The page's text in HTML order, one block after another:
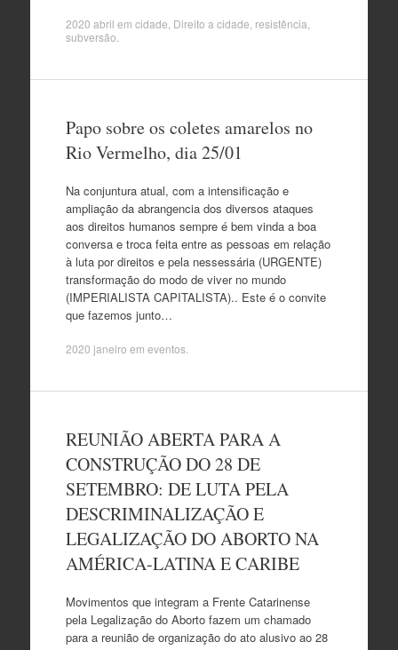
2020 abril em cidade Direito a cidade resistência
subversão
Papo sobre os coletes amarelos no
Rio Vermelho, dia 25/01
Na conjuntura atual, com a intensificação e
ampliação da abrangencia dos diversos ataques
aos direitos humanos sempre é bem vinda a boa
conversa e troca feita entre as pessoas em relação
à luta por direitos e pela nessessária (URGENTE)
transformação do modo de viver no mundo
(IMPERIALISTA CAPITALISTA).. Este é o convite
que fazemos junto…
2020 janeiro em eventos.
REUNIÃO ABERTA PARA A
CONSTRUÇÃO DO 28 DE
SETEMBRO: DE LUTA PELA
DESCRIMINALIZAÇÃO E
LEGALIZAÇÃO DO ABORTO NA
AMÉRICA-LATINA E CARIBE
Movimentos que integram a Frente Catarinense
pela Legalização do Aborto fazem um chamado
para a reunião de organização do ato alusivo ao 28